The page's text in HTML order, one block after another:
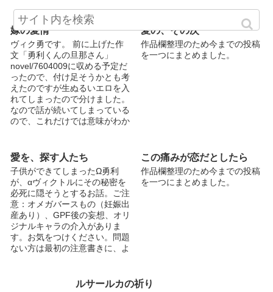
嫁の愛情
ヴィク勇です。 前に上げた作
文「勇利くんの旦那さん」
novel/7604009に収める予定だ
ったので、付け足そうかとも考
えたのですが生ぬるいエロを入
れてしまったので分けました。
なので話が続いてしまっている
ので、これだけでは意味がわか
愛の、その次
作品欄整理のため今までの投稿
を一つにまとめました。
愛を、探す人たち
子供ができてしまったΩ勇利
が、αヴィクトルにその秘密を
必死に隠そうとするお話。ご注
意：オメガバースもの（妊娠出
産あり）、GPF後の妄想、オリ
ジナルキャラの介入がありま
す。お気をつけください。問題
ない方は最初の注意書きに、よ
この痛みが恋だとしたら
作品欄整理のため今までの投稿
を一つにまとめました。
ルサールカの祈り